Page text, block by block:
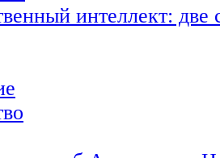
интеллект: